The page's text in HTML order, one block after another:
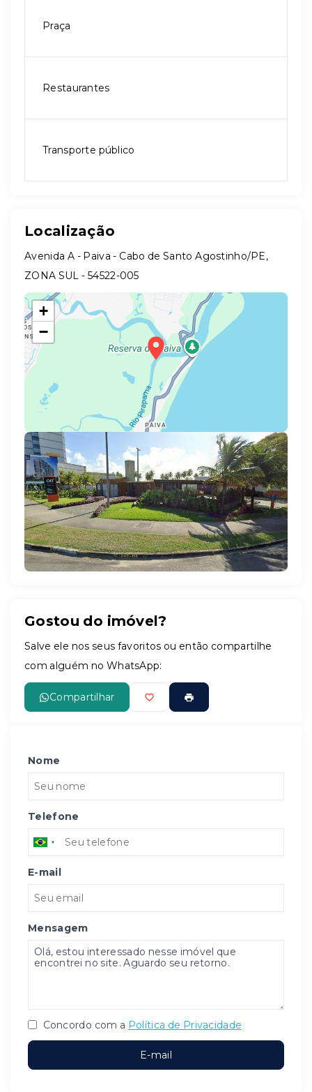
Praça
Restaurantes
Transporte público
Localização
Avenida A - Paiva - Cabo de Santo Agostinho/PE,
ZONA SUL - 54522-005
+
−
Leaflet
Gostou do imóvel?
Salve ele nos seus favoritos ou então compartilhe
com alguém no WhatsApp:
Compartilhar
Nome
Telefone
E-mail
Mensagem
Concordo com a Política de Privacidade
E-mail